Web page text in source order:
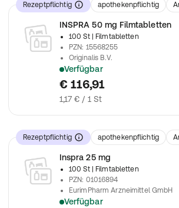
Rezeptpflichtig apothekenpflichtig
INSPRA 50 mg Filmtabletten
100 St
| Filmtabletten
PZN: 15568255
Originalis B.V.
Verfügbar
verschreibungspflichtiges
€ 116,91
1,17 € / 1 St
Rezeptpflichtig apothekenpflichtig
Inspra 25 mg
100 St
| Filmtabletten
PZN: 01016894
EurimPharm Arzneimittel GmbH
Verfügbar